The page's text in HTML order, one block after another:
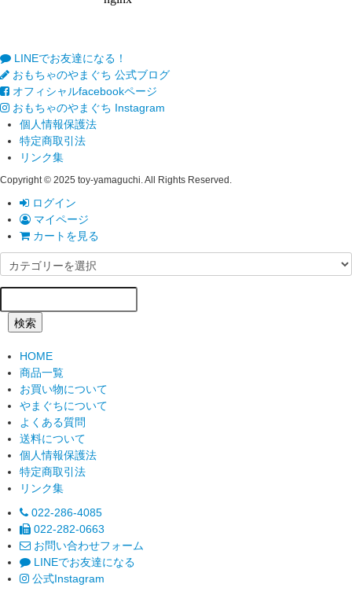
LINEでお友達になる！
おもちゃのやまぐち 公式ブログ
オフィシャルfacebookページ
おもちゃのやまぐち Instagram
個人情報保護法
特定商取引法
リンク集
Copyright © 2025 toy-yamaguchi. All Rights Reserved.
ログイン
マイページ
カートを見る
検索
HOME
商品一覧
お買い物について
やまぐちについて
よくある質問
送料について
個人情報保護法
特定商取引法
リンク集
022-286-4085
022-282-0663
お問い合わせフォーム
LINEでお友達になる
公式Instagram